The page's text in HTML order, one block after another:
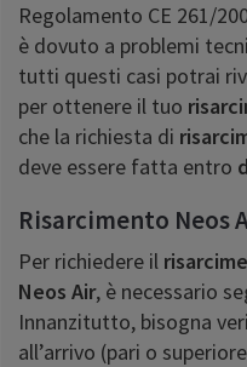
Regolamento CE 261/
è dovuto a problemi
tutti questi casi potrai
per ottenere il tuo
che la richiesta di
deve essere fatta entro
Risarcimento Neos
Per richiedere il
Neos Air, è necessario
Innanzitutto, bisogna
all’arrivo (pari o